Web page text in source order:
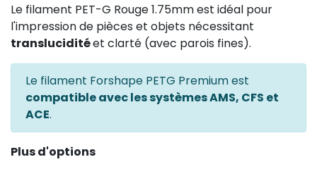
Le filament PET-G Rouge 1.75mm est idéal pour
l'impression de pièces et objets nécessitant
transluciditéet clarté (avec parois fines).
Le filament Forshape PETG Premium est
compatible avec les systèmes AMS, CFS et
ACE.
Plus d'options